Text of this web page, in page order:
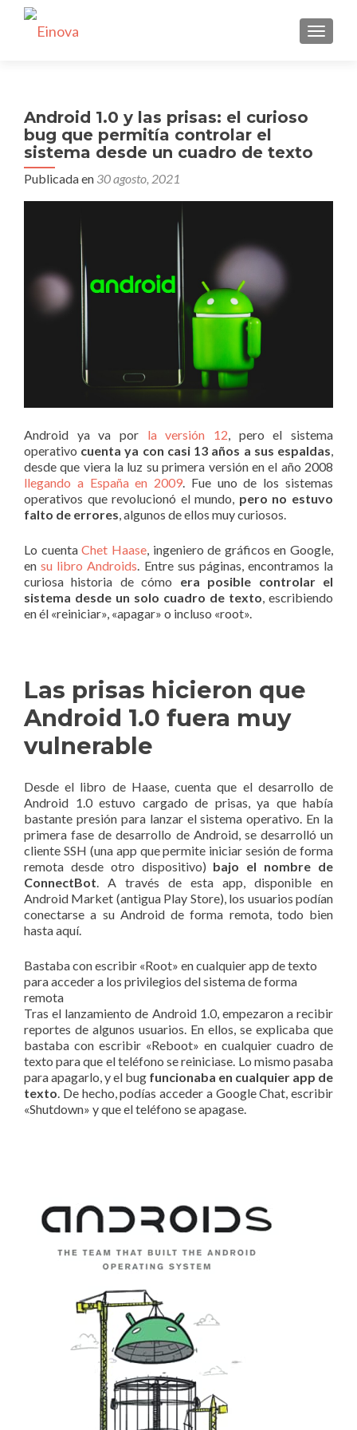
Android 1.0 y las prisas: el curioso
bug que permitía controlar el
sistema desde un cuadro de texto
Publicada en 30 agosto, 2021
Android ya va por la versión 12 , pero el sistema
operativo cuenta ya con casi 13 años a sus espaldas
desde que viera la luz su primera versión en el año 2008
llegando a España en 2009 . Fue uno de los sistemas
operativos que revolucionó el mundo, pero no estuvo
falto de errores , algunos de ellos muy curiosos.
Lo cuentaChet Haase, ingeniero de gráficos en Google,
ensu libro Androids . Entre sus páginas, encontramos la
curiosa historia de cómo era posible controlar el
sistema desde un solo cuadro de texto , escribiendo
en él «reiniciar», «apagar» o incluso «root».
Las prisas hicieron que
Android 1.0 fuera muy
vulnerable
Desde el libro de Haase, cuenta que el desarrollo de
Android 1.0 estuvo cargado de prisas, ya que había
bastante presión para lanzar el sistema operativo. En la
primera fase de desarrollo de Android, se desarrolló un
cliente SSH (una app que permite iniciar sesión de forma
remota desde otro dispositivo) bajo el nombre de
ConnectBot . A través de esta app, disponible en
Android Market (antigua Play Store), los usuarios podían
conectarse a su Android de forma remota, todo bien
hasta aquí.
Bastaba con escribir «Root» en cualquier app de texto
para acceder a los privilegios del sistema de forma
remota
Tras el lanzamiento de Android 1.0, empezaron a recibir
reportes de algunos usuarios. En ellos, se explicaba que
bastaba con escribir «Reboot» en cualquier cuadro de
texto para que el teléfono se reiniciase. Lo mismo pasaba
para apagarlo, y el bug funcionaba en cualquier app de
texto . De hecho, podías acceder a Google Chat, escribir
«Shutdown» y que el teléfono se apagase.